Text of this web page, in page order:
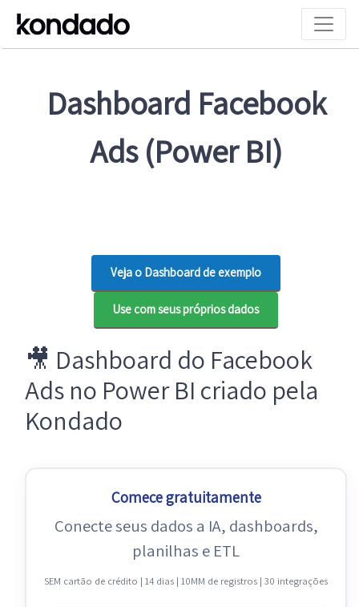
Dashboard Facebook
Ads (Power BI)
Veja o Dashboard de exemplo
Use com seus próprios dados
🎥 Dashboard do Facebook
Ads no Power BI criado pela
Kondado
Comece gratuitamente
Conecte seus dados a IA, dashboards,
planilhas e ETL
SEM cartão de crédito | 14 dias | 10MM de registros | 30 integrações